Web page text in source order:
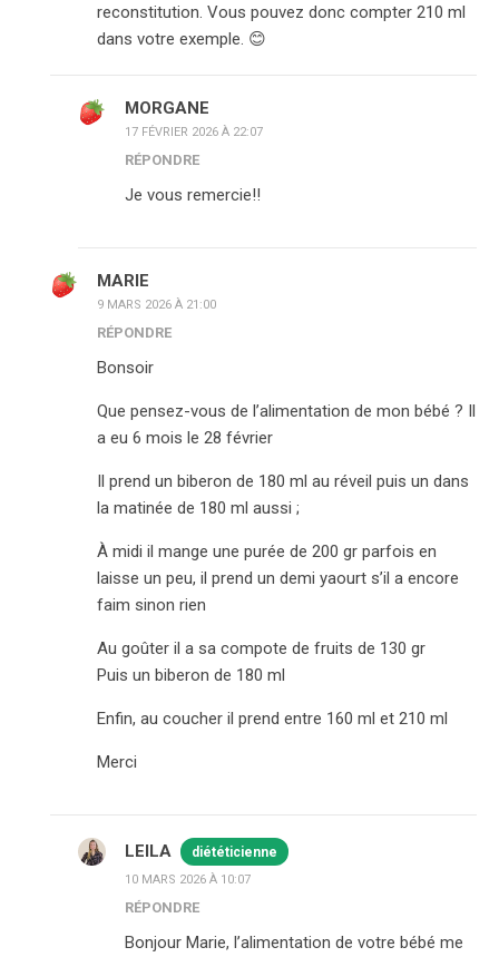
reconstitution. Vous pouvez donc compter 210 ml
dans votre exemple. 😊
MORGANE
17 FÉVRIER 2026 À 22:07
RÉPONDRE
Je vous remercie!!
MARIE
9 MARS 2026 À 21:00
RÉPONDRE
Bonsoir
Que pensez-vous de l’alimentation de mon bébé ? Il
a eu 6 mois le 28 février
Il prend un biberon de 180 ml au réveil puis un dans
la matinée de 180 ml aussi ;
À midi il mange une purée de 200 gr parfois en
laisse un peu, il prend un demi yaourt s’il a encore
faim sinon rien
Au goûter il a sa compote de fruits de 130 gr
Puis un biberon de 180 ml
Enfin, au coucher il prend entre 160 ml et 210 ml
Merci
LEILA diététicienne
10 MARS 2026 À 10:07
RÉPONDRE
Bonjour Marie, l’alimentation de votre bébé me